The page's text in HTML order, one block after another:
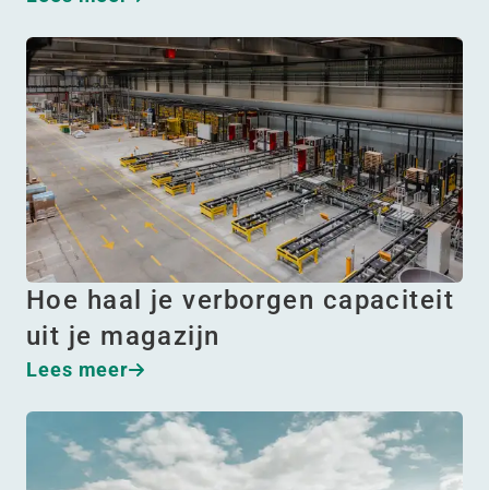
Hoe haal je verborgen capaciteit
uit je magazijn
Lees meer